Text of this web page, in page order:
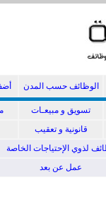
الوظائف حسب المدن
تسويق و مبيعـات
قانونية و تعقيب
لذوي الإحتياجات الخاصة
عمل عن بعد